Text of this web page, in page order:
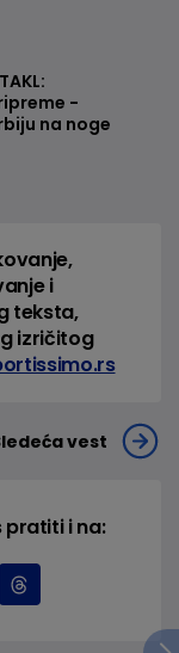
-
na noge
i
teksta,
izričitog
vest
pratiti i na: